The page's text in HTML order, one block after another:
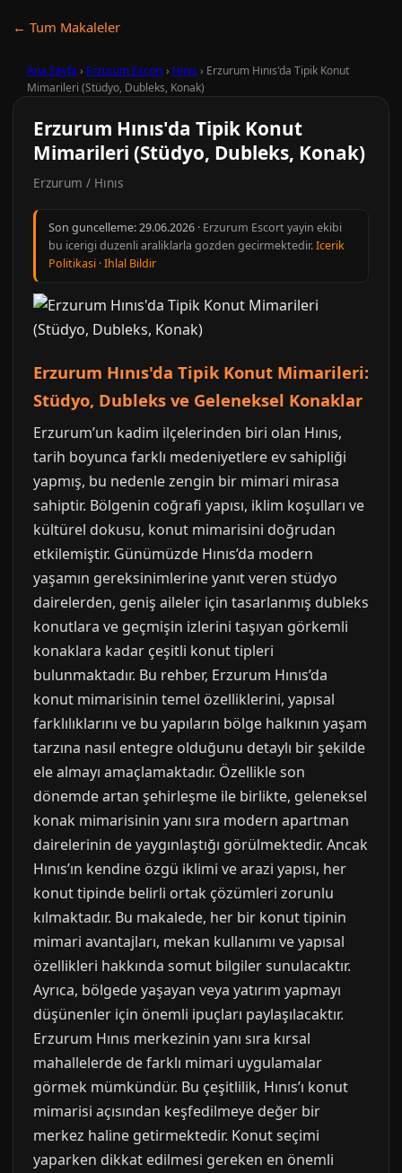
← Tum Makaleler
Ana Sayfa › Erzurum Escort› Hınıs › Erzurum Hınıs'da Tipik Konut
Mimarileri (Stüdyo, Dubleks, Konak)
Erzurum Hınıs'da Tipik Konut
Mimarileri (Stüdyo, Dubleks, Konak)
Erzurum / Hınıs
Son guncelleme:29.06.2026 · Erzurum Escort yayin ekibi
bu icerigi duzenli araliklarla gozden gecirmektedir.Icerik
Politikasi ·Ihlal Bildir
Erzurum Hınıs'da Tipik Konut Mimarileri:
Stüdyo, Dubleks ve Geleneksel Konaklar
Erzurum’un kadim ilçelerinden biri olan Hınıs,
tarih boyunca farklı medeniyetlere ev sahipliği
yapmış, bu nedenle zengin bir mimari mirasa
sahiptir. Bölgenin coğrafi yapısı, iklim koşulları ve
kültürel dokusu, konut mimarisini doğrudan
etkilemiştir. Günümüzde Hınıs’da modern
yaşamın gereksinimlerine yanıt veren stüdyo
dairelerden, geniş aileler için tasarlanmış dubleks
konutlara ve geçmişin izlerini taşıyan görkemli
konaklara kadar çeşitli konut tipleri
bulunmaktadır. Bu rehber, Erzurum Hınıs’da
konut mimarisinin temel özelliklerini, yapısal
farklılıklarını ve bu yapıların bölge halkının yaşam
tarzına nasıl entegre olduğunu detaylı bir şekilde
ele almayı amaçlamaktadır. Özellikle son
dönemde artan şehirleşme ile birlikte, geleneksel
konak mimarisinin yanı sıra modern apartman
dairelerinin de yaygınlaştığı görülmektedir. Ancak
Hınıs’ın kendine özgü iklimi ve arazi yapısı, her
konut tipinde belirli ortak çözümleri zorunlu
kılmaktadır. Bu makalede, her bir konut tipinin
mimari avantajları, mekan kullanımı ve yapısal
özellikleri hakkında somut bilgiler sunulacaktır.
Ayrıca, bölgede yaşayan veya yatırım yapmayı
düşünenler için önemli ipuçları paylaşılacaktır.
Erzurum Hınıs merkezinin yanı sıra kırsal
mahallelerde de farklı mimari uygulamalar
görmek mümkündür. Bu çeşitlilik, Hınıs’ı konut
mimarisi açısından keşfedilmeye değer bir
merkez haline getirmektedir. Konut seçimi
yaparken dikkat edilmesi gereken en önemli